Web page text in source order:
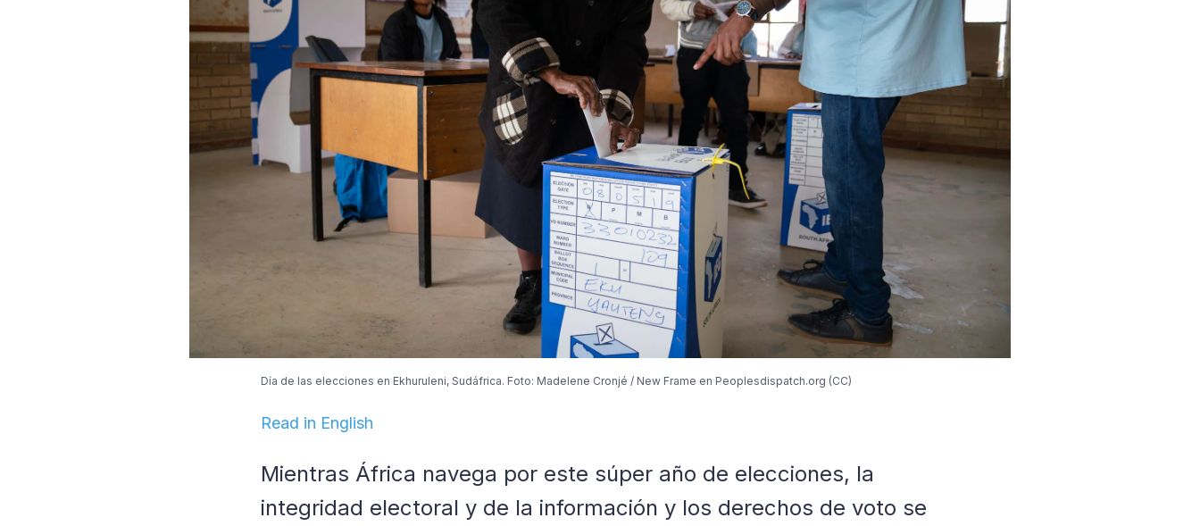
Día de las elecciones en Ekhuruleni, Sudáfrica. Foto: Madelene Cronjé / New Frame en Peoplesdispatch.org (CC)
Read in English
Mientras África navega por este súper año de elecciones, la
integridad electoral y de la información y los derechos de voto se